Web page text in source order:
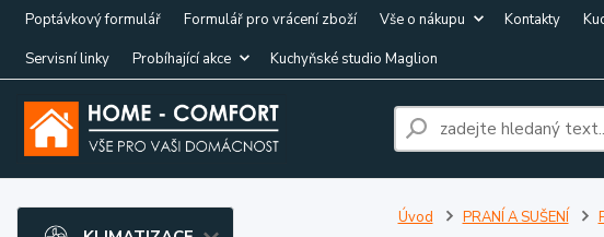
Poptávkový formulář Formulář pro vrácení zboží Vše o nákupu Kontakty
Servisní linky
Probíhající akce Kuchyňské studio Maglion
Úvod PRANÍ A SUŠENÍ